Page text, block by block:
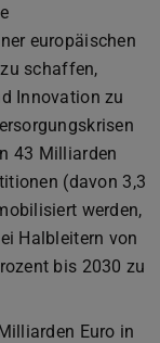
europäischen
schaffen,
Innovation zu
43 Milliarden
(davon 3,3
werden,
Halbleitern von
bis 2030 zu
Euro in